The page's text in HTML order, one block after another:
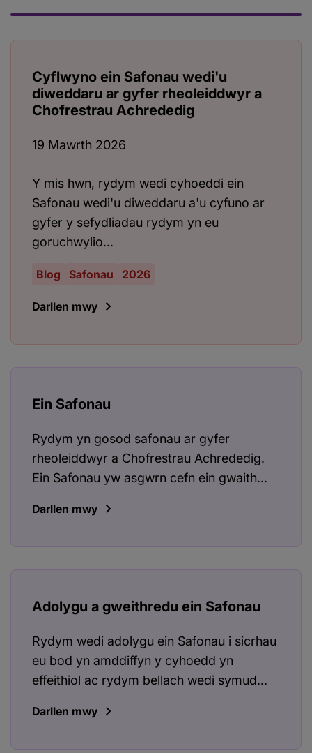
Cyflwyno ein Safonau wedi'u
diweddaru ar gyfer rheoleiddwyr a
Chofrestrau Achrededig
19 Mawrth 2026
Y mis hwn, rydym wedi cyhoeddi ein
Safonau wedi'u diweddaru a'u cyfuno ar
gyfer y sefydliadau rydym yn eu
goruchwylio...
Blog Safonau 2026
Darllen mwy
Ein Safonau
Rydym yn gosod safonau ar gyfer
rheoleiddwyr a Chofrestrau Achrededig.
Ein Safonau yw asgwrn cefn ein gwaith...
Darllen mwy
Adolygu a gweithredu ein Safonau
Rydym wedi adolygu ein Safonau i sicrhau
eu bod yn amddiffyn y cyhoedd yn
effeithiol ac rydym bellach wedi symud...
Darllen mwy